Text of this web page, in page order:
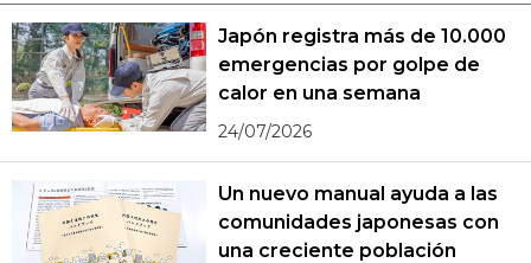
Japón registra más de 10.000
emergencias por golpe de
calor en una semana
24/07/2026
Un nuevo manual ayuda a las
comunidades japonesas con
una creciente población